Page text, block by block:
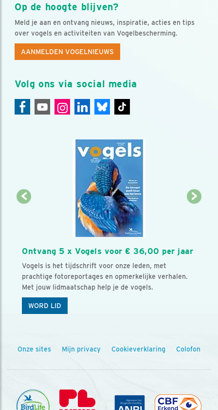
Op de hoogte blijven?
Meld je aan en ontvang nieuws, inspiratie, acties en tips
over vogels en activiteiten van Vogelbescherming.
AANMELDEN VOGELNIEUWS
Volg ons via social media
Ontvang 5 x Vogels voor € 36,00 per jaar
Vogels is het tijdschrift voor onze leden, met
prachtige fotoreportages en opmerkelijke verhalen.
Met jouw lidmaatschap help je de vogels.
WORD LID
Onze sites Mijn privacy Cookieverklaring Colofon